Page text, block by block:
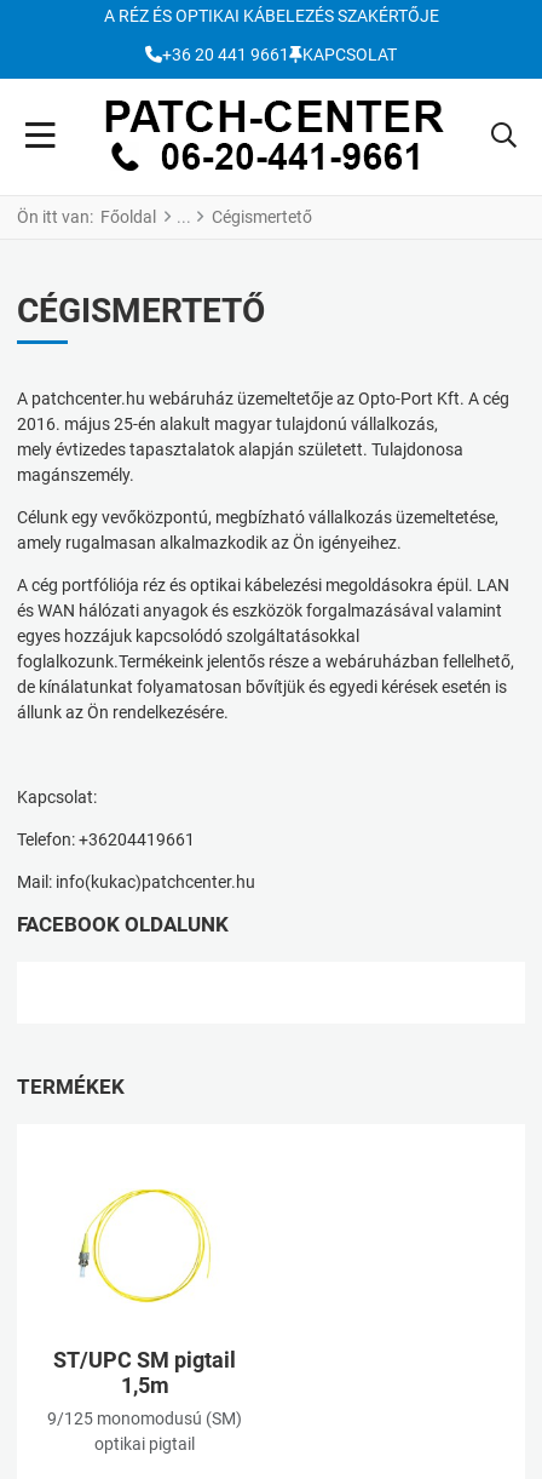
A RÉZ ÉS OPTIKAI KÁBELEZÉS SZAKÉRTŐJE
+36 20 441 9661 KAPCSOLAT
Ön itt van: Főoldal Cégismertető
FACEBOOK OLDALUNK
TERMÉKEK
ST/UPC SM pigtail
1,5m
9/125 monomodusú (SM)
optikai pigtail
CÉGISMERTETŐ
A patchcenter.hu webáruház üzemeltetője az Opto-Port Kft. A cég
2016. május 25-én alakult magyar tulajdonú vállalkozás,
mely évtizedes tapasztalatok alapján született. Tulajdonosa
magánszemély.
Célunk egy vevőközpontú, megbízható vállalkozás üzemeltetése,
amely rugalmasan alkalmazkodik az Ön igényeihez.
A cég portfóliója réz és optikai kábelezési megoldásokra épül. LAN
és WAN hálózati anyagok és eszközök forgalmazásával valamint
egyes hozzájuk kapcsolódó szolgáltatásokkal
foglalkozunk.Termékeink jelentős része a webáruházban fellelhető,
de kínálatunkat folyamatosan bővítjük és egyedi kérések esetén is
állunk az Ön rendelkezésére.
Kapcsolat:
Telefon: +36204419661
Mail: info(kukac)patchcenter.hu